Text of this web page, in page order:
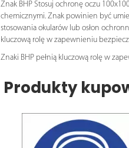
Znak BHP Stosuj ochronę oczu
chemicznymi. Znak powinien być
stosowania okularów lub osłon
kluczową rolę w zapewnieniu
Znaki BHP pełnią kluczową rolę w
Produkty